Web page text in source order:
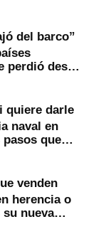
del barco”
perdió desde
quiere darle
naval en
que
venden
herencia o
nueva